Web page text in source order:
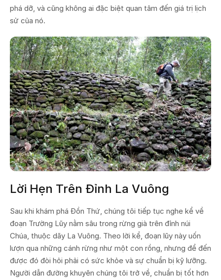
phá dỡ, và cũng không ai đặc biệt quan tâm đến giá trị lịch
sử của nó.
Lời Hẹn Trên Đỉnh La Vuông
Sau khi khám phá Đồn Thứ, chúng tôi tiếp tục nghe kể về
đoạn Trường Lũy nằm sâu trong rừng già trên đỉnh núi
Chúa, thuộc dãy La Vuông. Theo lời kể, đoạn lũy này uốn
lượn qua những cánh rừng như một con rồng, nhưng để đến
được đó đòi hỏi phải có sức khỏe và sự chuẩn bị kỹ lưỡng.
Người dẫn đường khuyên chúng tôi trở về, chuẩn bị tốt hơn